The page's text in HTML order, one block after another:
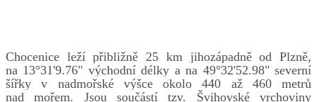
Chocenice leží přibližně 25 km jihozápadně od Plzně,
na 13°31'9.76" východní délky a na 49°32'52.98" severní
šířky v nadmořské výšce okolo 440 až 460 metrů
nad mořem. Jsou součástí tzv. Švihovské vrchoviny